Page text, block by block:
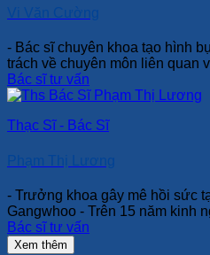
Vi Văn Cường
- Bác sĩ chuyên khoa tạo hình
trách về chuyên môn liên quan
Bác sĩ tư vấn
Thạc Sĩ - Bác Sĩ
Phạm Thị Lương
- Trưởng khoa gây mê hồi sức
Gangwhoo - Trên 15 năm kinh
Bác sĩ tư vấn
Xem thêm